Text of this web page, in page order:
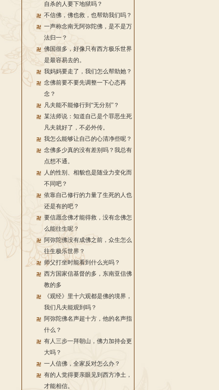
自杀的人要下地狱吗？
不信佛，佛也救，也帮助我们吗？
一声称念南无阿弥陀佛，是不是万
法归一？
佛国很多，好像只有西方极乐世界
是最容易去的。
我妈妈要走了，我们怎么帮助她？
念佛前要不要先调整一下心态再
念？
凡夫能不能修行到“无分别”？
某法师说：知道自己是个罪恶生死
凡夫就好了，不必外传。
我怎么能够让自己的心清净些呢？
念佛多少真的没有差别吗？我总有
点想不通。
人的性别、相貌也是随业力变化而
不同吧？
依靠自己修行的力量了生死的人也
还是有的吧？
要信愿念佛才能得救，没有念佛怎
么能往生呢？
阿弥陀佛没有成佛之前，众生怎么
往生极乐世界？
师父打坐时能看到什么光吗？
西方国家信基督的多，东南亚信佛
教的多
《观经》里十六观都是佛的境界，
我们凡夫能观到吗？
阿弥陀佛名声超十方，他的名声指
什么？
有人三步一拜朝山，佛力加持会更
大吗？
一人信佛，全家反对怎么办？
有的人觉得要亲眼见到西方净土，
才能相信。